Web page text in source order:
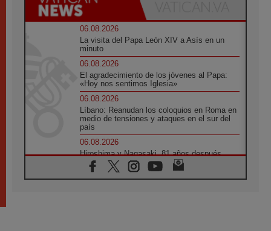
06.08.2026
La visita del Papa León XIV a Asís en un
minuto
06.08.2026
El agradecimiento de los jóvenes al Papa:
«Hoy nos sentimos Iglesia»
06.08.2026
Líbano: Reanudan los coloquios en Roma en
medio de tensiones y ataques en el sur del
país
06.08.2026
Hiroshima y Nagasaki, 81 años después.
Comienzan "Diez Días Oración por la Paz"
06.08.2026